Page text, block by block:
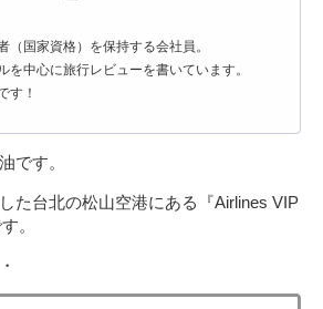
（国家資格）を保持する会社員。
を中心に旅行レビューを書いています。
す！
です。
た台北の松山空港にある『Airlines VIP
。